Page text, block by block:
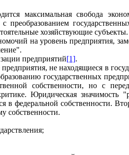
максимальная свобода
с преобразованием
хозяйствующие субъекты.
на уровень предприятия,
.
предприятий[1].
не находящиеся в
государственных
собственности, но с
Юридическая значимость
в федеральной собственности.
собственности.